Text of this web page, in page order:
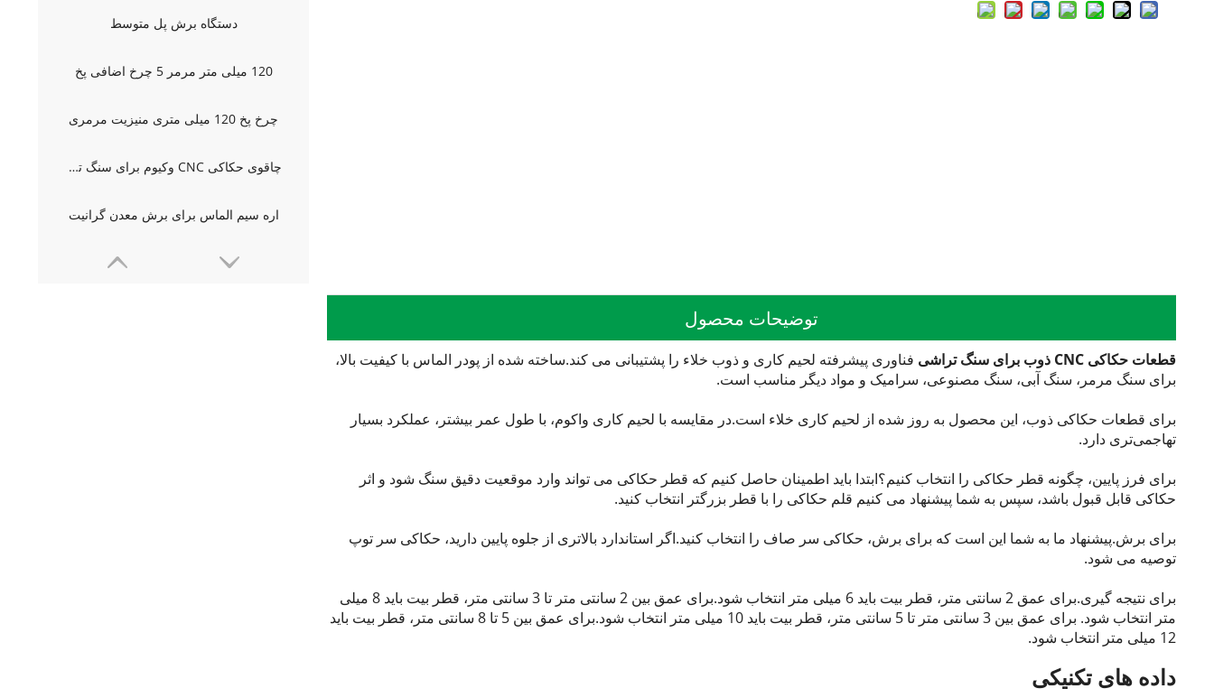
دستگاه برش پل متوسط
120 میلی متر مرمر 5 چرخ اضافی پخ
چرخ پخ 120 میلی متری منیزیت مرمری
چاقوی حکاکی CNC وکیوم برای سنگ تراشی
اره سیم الماس برای برش معدن گرانیت
توضیحات محصول
قطعات حکاکی CNC ذوب برای سنگ تراشی
فناوری پیشرفته لحیم کاری و ذوب خلاء را پشتیبانی می کند.ساخته شده از پودر الماس با کیفیت بالا،
برای سنگ مرمر، سنگ آبی، سنگ مصنوعی، سرامیک و مواد دیگر مناسب است.
برای قطعات حکاکی ذوب، این محصول به روز شده از لحیم کاری خلاء است.در مقایسه با لحیم کاری واکوم، با طول عمر بیشتر، عملکرد بسیار
تهاجمی‌تری دارد.
برای فرز پایین، چگونه قطر حکاکی را انتخاب کنیم؟ابتدا باید اطمینان حاصل کنیم که قطر حکاکی می تواند وارد موقعیت دقیق سنگ شود و اثر
حکاکی قابل قبول باشد، سپس به شما پیشنهاد می کنیم قلم حکاکی را با قطر بزرگتر انتخاب کنید.
برای برش.پیشنهاد ما به شما این است که برای برش، حکاکی سر صاف را انتخاب کنید.اگر استاندارد بالاتری از جلوه پایین دارید، حکاکی سر توپ
توصیه می شود.
برای نتیجه گیری.برای عمق 2 سانتی متر، قطر بیت باید 6 میلی متر انتخاب شود.برای عمق بین 2 سانتی متر تا 3 سانتی متر، قطر بیت باید 8 میلی
متر انتخاب شود. برای عمق بین 3 سانتی متر تا 5 سانتی متر، قطر بیت باید 10 میلی متر انتخاب شود.برای عمق بین 5 تا 8 سانتی متر، قطر بیت باید
12 میلی متر انتخاب شود.
داده های تکنیکی